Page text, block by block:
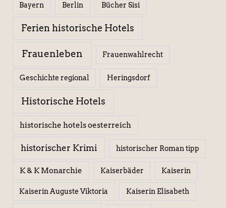
Bayern Berlin Bücher Sisi
Ferien historische Hotels
Frauenleben Frauenwahlrecht
Geschichte regional Heringsdorf
Historische Hotels
historische hotels oesterreich
historischer Krimi historischer Roman tipp
K & K Monarchie Kaiserbäder Kaiserin
Kaiserin Auguste Viktoria Kaiserin Elisabeth